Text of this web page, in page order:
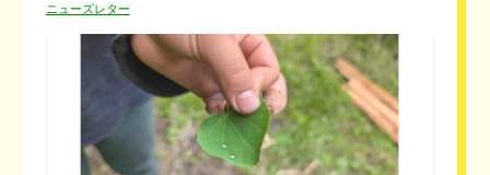
ニューズレター